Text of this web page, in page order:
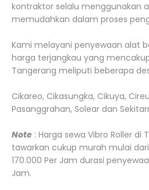
kontraktor selalu menggunakan
memudahkan dalam proses
Kami melayani penyewaan alat
harga terjangkau yang
Tangerang meliputi beberapa
Cikareo, Cikasungka, Cikuya,
Pasanggrahan, Solear dan
Note : Harga sewa Vibro Roller di
tawarkan cukup murah mulai dari
170.000 Per Jam durasi
Jam.